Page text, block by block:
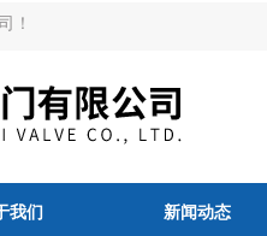
！
我们 新闻动态